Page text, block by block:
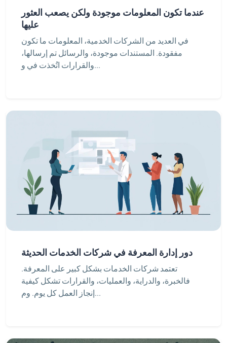
عندما تكون المعلومات موجودة ولكن يصعب العثور
عليها
في العديد من الشركات الخدمية، المعلومات ما تكون
مفقودة. المستندات موجودة، والرسائل تم إرسالها،
والقرارات اتُخذت في و...
دور إدارة المعرفة في شركات الخدمات الحديثة
تعتمد شركات الخدمات بشكل كبير على المعرفة.
فالخبرة، والدراية، والعمليات، والقرارات تشكل كيفية
إنجاز العمل كل يوم. وم...